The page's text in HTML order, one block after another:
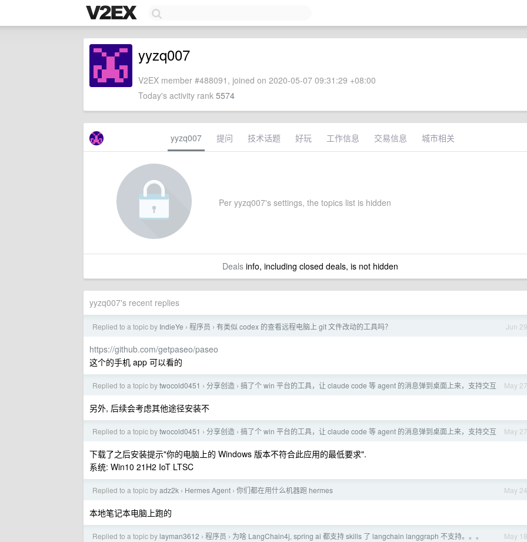
yyzq007
V2EX member #488091, joined on 2020-05-07 09:31:29 +08:00
Today's activity rank 5574
yyzq007 提问 技术话题 好玩 工作信息 交易信息 城市相关
Per yyzq007's settings, the topics list is hidden
Dealsinfo, including closed deals, is not hidden
yyzq007's recent replies
Jun 29
Replied to a topic by IndieYe › 程序员 › 有类似 codex 的查看远程电脑上 git 文件改动的工具吗？
https://github.com/getpaseo/paseo
这个的手机 app 可以看的
May 27
Replied to a topic bytwocold0451 › 分享创造 › 搞了个 win 平台的工具，让 claude code 等 agent 的消息弹到桌面上来，支持交互
另外, 后续会考虑其他途径安装不
May 27
Replied to a topic bytwocold0451 › 分享创造 › 搞了个 win 平台的工具，让 claude code 等 agent 的消息弹到桌面上来，支持交互
下载了之后安装提示"你的电脑上的 Windows 版本不符合此应用的最低要求".
系统: Win10 21H2 IoT LTSC
May 24
Replied to a topic byadz2k › Hermes Agent › 你们都在用什么机器跑 hermes
本地笔记本电脑上跑的
May 18
Replied to a topic by layman3612 › 程序员 › 为啥 LangChain4j, spring ai 都支持 skills 了 langchain langgraph 不支持。。。